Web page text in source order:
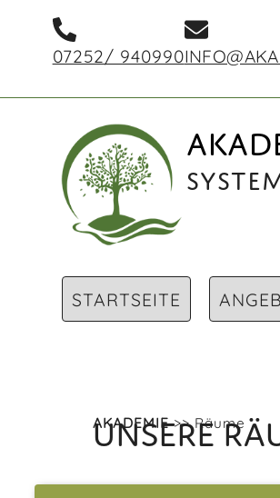
07252/ 940990
STARTSEITE
AKADEMIE>> Räume
UNSERE